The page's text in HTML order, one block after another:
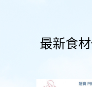
最新食